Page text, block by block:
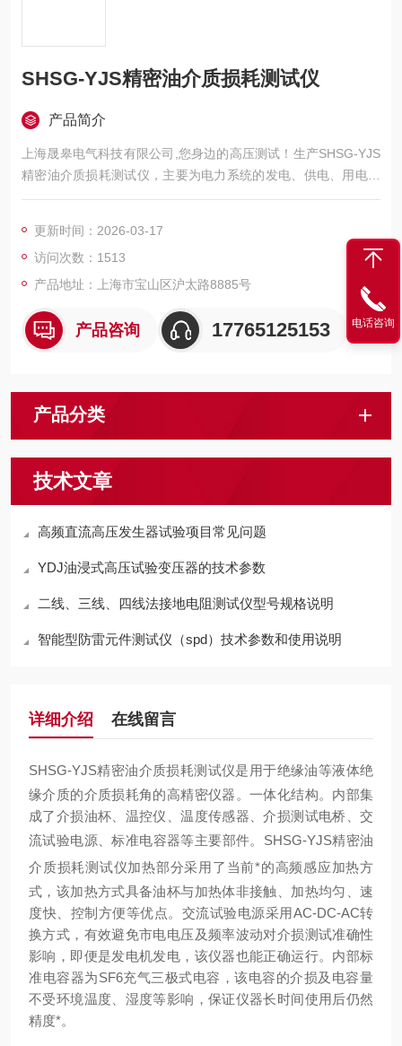
SHSG-YJS精密油介质损耗测试仪
产品简介
上海晟皋电气科技有限公司,您身边的高压测试！生产SHSG-YJS
精密油介质损耗测试仪，主要为电力系统的发电、供电、用电部
门，科研机构与电力设备相关的生产企业，提供的高压试验设备
更新时间：2026-03-17
访问次数：1513
产品地址：上海市宝山区沪太路8885号
产品咨询 17765125153
产品分类
技术文章
高频直流高压发生器试验项目常见问题
YDJ油浸式高压试验变压器的技术参数
二线、三线、四线法接地电阻测试仪型号规格说明
智能型防雷元件测试仪（spd）技术参数和使用说明
详细介绍 在线留言
SHSG-YJS精密油介质损耗测试仪是用于绝缘油等液体绝
缘介质的介质损耗角的高精密仪器。一体化结构。内部集
成了介损油杯、温控仪、温度传感器、介损测试电桥、交
流试验电源、标准电容器等主要部件。 SHSG-YJS精密油
介质损耗测试仪加热部分采用了当前*的高频感应加热方
式，该加热方式具备油杯与加热体非接触、加热均匀、速
度快、控制方便等优点。交流试验电源采用AC-DC-AC转
换方式，有效避免市电电压及频率波动对介损测试准确性
影响，即便是发电机发电，该仪器也能正确运行。内部标
准电容器为SF6充气三极式电容，该电容的介损及电容量
不受环境温度、湿度等影响，保证仪器长时间使用后仍然
精度*。
电话咨询